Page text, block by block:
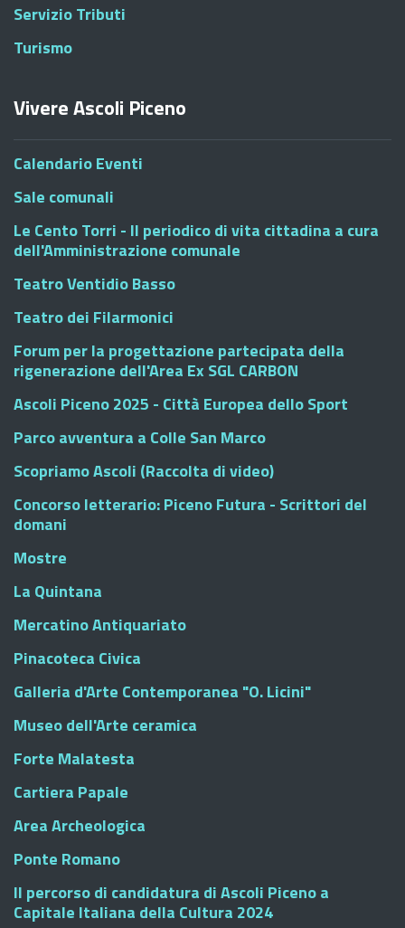
Servizio Tributi
Turismo
Vivere Ascoli Piceno
Calendario Eventi
Sale comunali
Le Cento Torri - Il periodico di vita cittadina a cura
dell'Amministrazione comunale
Teatro Ventidio Basso
Teatro dei Filarmonici
Forum per la progettazione partecipata della
rigenerazione dell'Area Ex SGL CARBON
Ascoli Piceno 2025 - Città Europea dello Sport
Parco avventura a Colle San Marco
Scopriamo Ascoli (Raccolta di video)
Concorso letterario: Piceno Futura - Scrittori del
domani
Mostre
La Quintana
Mercatino Antiquariato
Pinacoteca Civica
Galleria d'Arte Contemporanea "O. Licini"
Museo dell'Arte ceramica
Forte Malatesta
Cartiera Papale
Area Archeologica
Ponte Romano
Il percorso di candidatura di Ascoli Piceno a
Capitale Italiana della Cultura 2024